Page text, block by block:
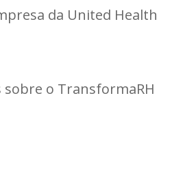
da United Health
o TransformaRH